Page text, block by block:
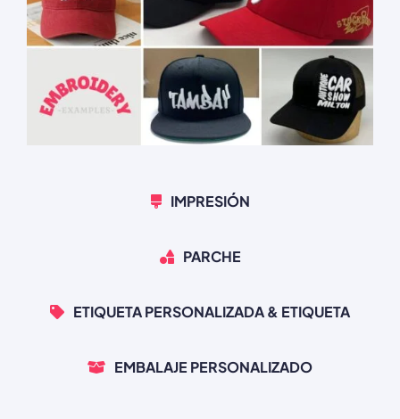
IMPRESIÓN
PARCHE
ETIQUETA PERSONALIZADA & ETIQUETA
EMBALAJE PERSONALIZADO